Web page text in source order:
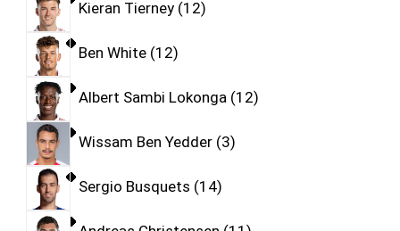
Kieran Tierney 12
Ben White 12
Albert Sambi Lokonga 12
Wissam Ben Yedder 3
Sergio Busquets 14